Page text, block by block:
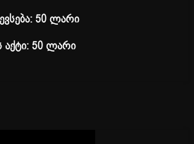
50 ლარი
აქტი: 50 ლარი